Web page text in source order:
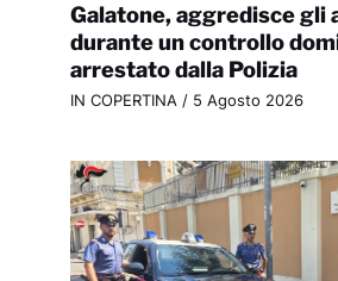
Galatone, aggredisce gli
durante un controllo
arrestato dalla Polizia
IN COPERTINA/ 5 Agosto 2026